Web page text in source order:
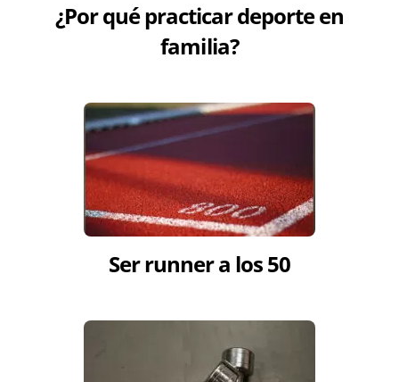
¿Por qué practicar deporte en
familia?
Ser runner a los 50